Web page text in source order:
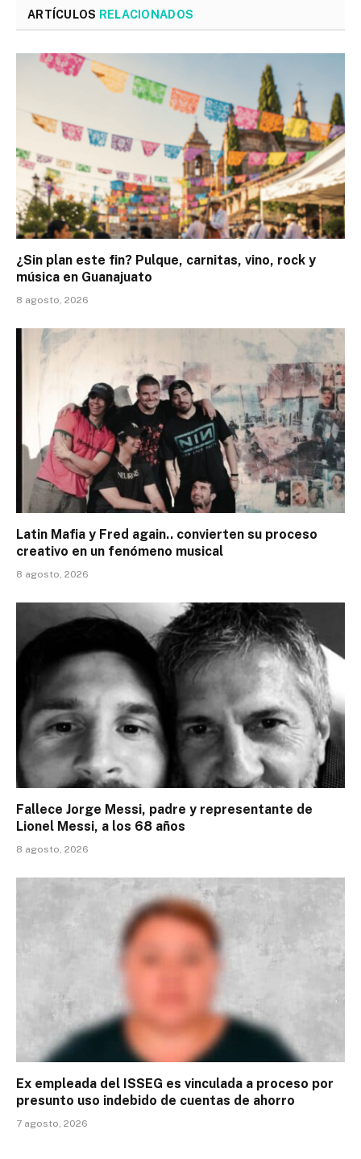
ARTÍCULOS RELACIONADOS
¿Sin plan este fin? Pulque, carnitas, vino, rock y
música en Guanajuato
8 agosto, 2026
Latin Mafia y Fred again.. convierten su proceso
creativo en un fenómeno musical
8 agosto, 2026
Fallece Jorge Messi, padre y representante de
Lionel Messi, a los 68 años
8 agosto, 2026
Ex empleada del ISSEG es vinculada a proceso por
presunto uso indebido de cuentas de ahorro
7 agosto, 2026